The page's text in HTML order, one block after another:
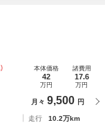
本体価格
42
万円
諸費用
17.6
万円
月々 9,500 円
走行
10.2万km